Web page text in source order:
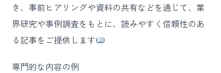
き、事前ヒアリングや資料の共有などを通じて、業
界研究や事例調査をもとに、読みやすく信頼性のあ
る記事をご提供します
専門的な内容の例